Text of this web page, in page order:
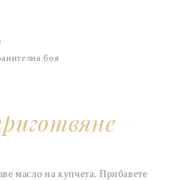
боя
масло на купчета. Прибавете